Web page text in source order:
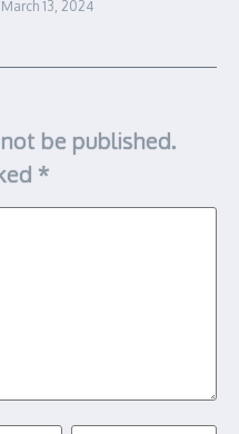
March 13, 2024
be published.
*